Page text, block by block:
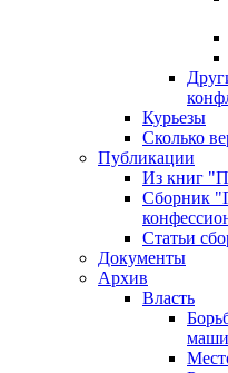
Курьезы
Сколько
Публикации
Из книг
Сборник
Статьи
Документы
Архив
Власть